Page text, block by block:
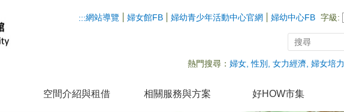
:::網站導覽 婦女館FB 婦幼青少年活動中心官網 婦幼中心FB 字級:
熱門搜尋： 婦女 性別 女力經濟 婦女培力
空間介紹與租借 相關服務與方案 好HOW市集